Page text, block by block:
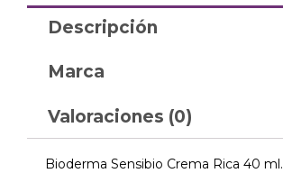
Descripción
Marca
Valoraciones (0)
Bioderma Sensibio Crema Rica 40 ml.